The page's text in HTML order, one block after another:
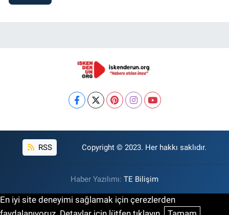
RSS Copyright © 2023. Her hakkı saklıdır.
Haber Yazılımı: TE Bilişim
En iyi site deneyimi sağlamak için çerezlerden